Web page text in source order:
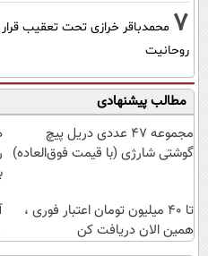
7 محمدباقر خرازی تحت تعقیب
روحانیت
مطالب پیشنهادی
مجموعه 47 عددی دریل پیچ
گوشتی شارژی‌ (با قیمت فوق‌العاده)
تا 40 میلیون تومان اعتبار فوری ،
همین الان دریافت کن